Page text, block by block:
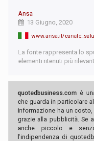
Ansa
13 Giugno, 2020
La fonte rappresenta lo
elementi ritenuti più
quotedbusiness.com è
che guarda in particolare
informazione ha un
grazie alla pubblicità. Se
anche piccolo e
l'indipendenza di